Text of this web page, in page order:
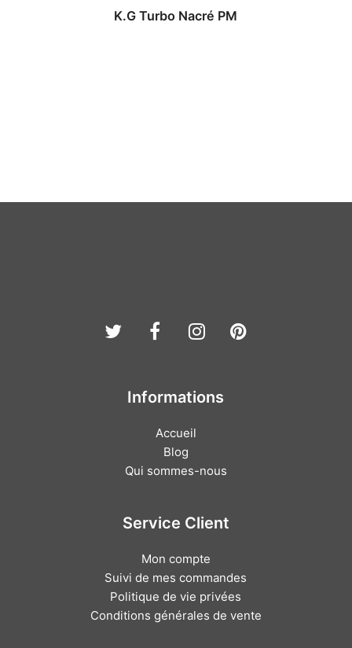
K.G Turbo Nacré PM
TwitterFacebook
Instagram
Pinterest
Informations
Accueil
Blog
Qui sommes-nous
Service Client
Mon compte
Suivi de mes commandes
Politique de vie privées
Conditions générales de vente